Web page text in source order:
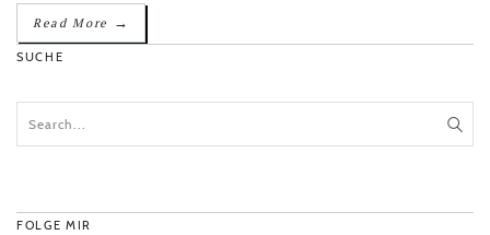
Read More →
SUCHE
FOLGE MIR